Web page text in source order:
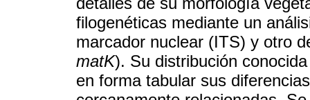
filogenéticas mediante un
marcador nuclear (ITS) y otro
matK). Su distribución
en forma tabular sus